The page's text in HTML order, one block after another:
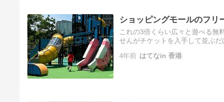
ショッピングモールのフリ
これの3倍くらい広々と遊べる無
せんがチケットを入手して並ぶ
4年前 はてなin 香港